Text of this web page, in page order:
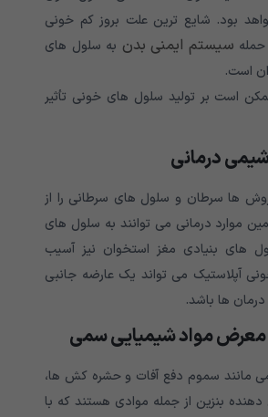
بود. شایع ترین علت بروز کم خونی
سیستم ایمنی بدن به سلول های
است.
است بر تولید سلول های خونی تأثیر
شیمی درمانی
ها سرطان و سلول های سرطانی را از
موارد درمانی می توانند به سلول های
های بنیادی مغز استخوان نیز آسیب
آپلاستیک می تواند یک عارضه جانبی
ها باشد.
معرض مواد شیمیایی سمی
مانند سموم دفع آفات و حشره کش ها،
دهنده بنزین از جمله موادی هستند که با